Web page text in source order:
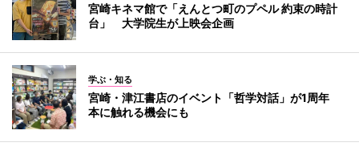
宮崎キネマ館で「えんとつ町のプペル 約束の時計
台」 大学院生が上映会企画
学ぶ・知る
宮崎・津江書店のイベント「哲学対話」が1周年
本に触れる機会にも